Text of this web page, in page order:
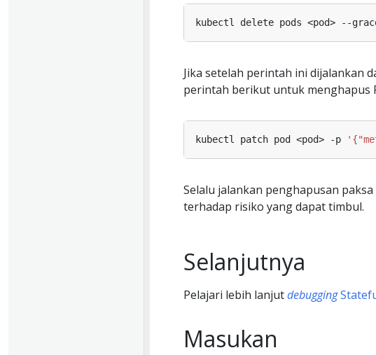
kubectl delete pods <pod> --
Jika setelah perintah ini dijalankan
perintah berikut untuk menghapus
kubectl patch pod <pod> -p
Selalu jalankan penghapusan
terhadap risiko yang dapat timbul.
Selanjutnya
Pelajari lebih lanjutdebugging
Masukan